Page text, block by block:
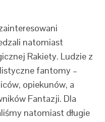
natomiast
Rakiety. Ludzie z
fantomy –
opiekunów, a
Fantazji. Dla
natomiast długie